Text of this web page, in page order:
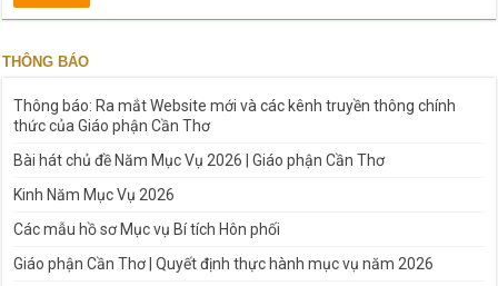
THÔNG BÁO
Thông báo: Ra mắt Website mới và các kênh truyền thông chính
thức của Giáo phận Cần Thơ
Bài hát chủ đề Năm Mục Vụ 2026 | Giáo phận Cần Thơ
Kinh Năm Mục Vụ 2026
Các mẫu hồ sơ Mục vụ Bí tích Hôn phối
Giáo phận Cần Thơ | Quyết định thực hành mục vụ năm 2026